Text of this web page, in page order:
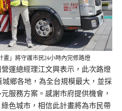
畫」將守護市民24小時內完修路燈
運總經理江文興表示，此次路燈
鄉各地，為全台規模最大，並採
服務方案。感謝市府提供機會，
色城市，相信此計畫將為市民帶